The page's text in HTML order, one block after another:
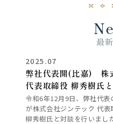
最
2025.07
弊社代表開(比嘉) 株
代表取締役 柳秀樹氏
令和6年12月9日、弊社代表
が株式会社ジンテック 代表
柳秀樹氏と対談を行いまし